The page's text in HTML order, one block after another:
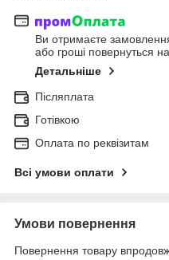
Ви отримаєте
або гроші повернуться
Детальніше
Післяплата
Готівкою
Оплата по реквізитам
Всі умови оплати
Умови повернення
Повернення товару